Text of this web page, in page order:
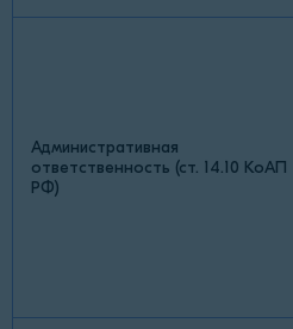
Административная
ответственность (ст. 14.10 КоАП
РФ)